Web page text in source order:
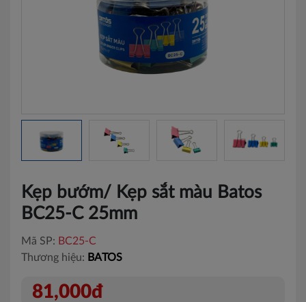
Kẹp bướm/ Kẹp sắt màu Batos
BC25-C 25mm
Mã SP: BC25-C
Thương hiệu: BATOS
81,000đ